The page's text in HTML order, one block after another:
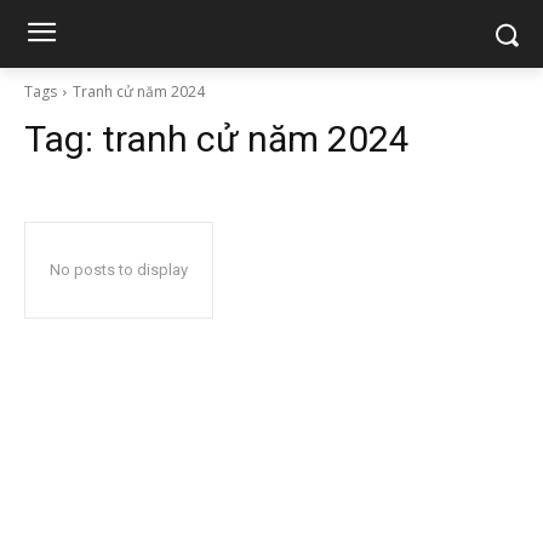
Tags Tranh cử năm 2024
Tag: tranh cử năm 2024
No posts to display